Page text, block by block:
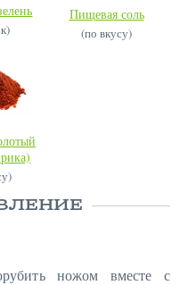
Пищевая соль
(по вкусу)
ножом вместе с